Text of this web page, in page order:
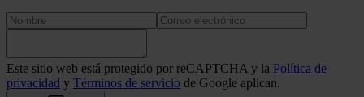
Este sitio web está protegido por reCAPTCHA y la Política de
privacidad y Términos de servicio de Google aplican.